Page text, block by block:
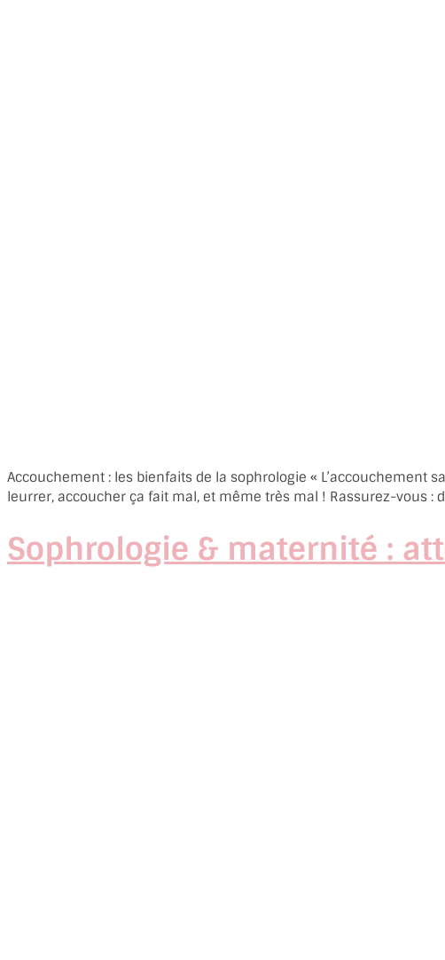
Accouchement : les bienfaits de la sophrologie « L’accouchement
leurrer, accoucher ça fait mal, et même très mal ! Rassurez-vous
Sophrologie & maternité :